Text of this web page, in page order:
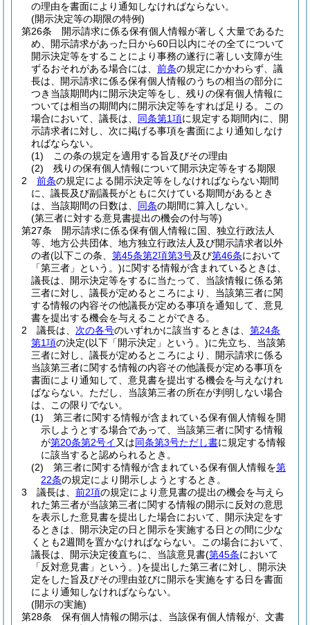
の理由を書面により通知しなければならない。
(開示決定等の期限の特例)
第26条
開示請求に係る保有個人情報が著しく大量であるた
め、開示請求があった日から60日以内にその全てについて
開示決定等をすることにより事務の遂行に著しい支障が生
ずるおそれがある場合には、 前条の規定にかかわらず、議
長は、開示請求に係る保有個人情報のうちの相当の部分に
つき当該期間内に開示決定等をし、残りの保有個人情報に
ついては相当の期間内に開示決定等をすれば足りる。
この
場合において、議長は、 同条第1項に規定する期間内に、開
示請求者に対し、次に掲げる事項を書面により通知しなけ
ればならない。
(1)
この条の規定を適用する旨及びその理由
(2)
残りの保有個人情報について開示決定等をする期限
2
前条の規定による開示決定等をしなければならない期間
に、議長及び副議長がともに欠けている期間があるとき
は、当該期間の日数は、 同条の期間に算入しない。
(第三者に対する意見書提出の機会の付与等)
第27条
開示請求に係る保有個人情報に国、独立行政法人
等、地方公共団体、地方独立行政法人及び開示請求者以外
の者(以下この条、 第45条第2項第3号及び第46条において
「第三者」という。)に関する情報が含まれているときは、
議長は、開示決定等をするに当たって、当該情報に係る第
三者に対し、議長が定めるところにより、当該第三者に関
する情報の内容その他議長が定める事項を通知して、意見
書を提出する機会を与えることができる。
2
議長は、 次の各号のいずれかに該当するときは、 第24条
第1項の決定(以下「開示決定」という。)に先立ち、当該第
三者に対し、議長が定めるところにより、開示請求に係る
当該第三者に関する情報の内容その他議長が定める事項を
書面により通知して、意見書を提出する機会を与えなけれ
ばならない。 ただし、当該第三者の所在が判明しない場合
は、この限りでない。
(1)
第三者に関する情報が含まれている保有個人情報を開
示しようとする場合であって、当該第三者に関する情報
が第20条第2号イ 又は同条第3号ただし書に規定する情報
に該当すると認められるとき。
(2)
第三者に関する情報が含まれている保有個人情報を第
22条の規定により開示しようとするとき。
3
議長は、 前2項の規定により意見書の提出の機会を与えら
れた第三者が当該第三者に関する情報の開示に反対の意思
を表示した意見書を提出した場合において、開示決定をす
るときは、開示決定の日と開示を実施する日との間に少な
くとも2週間を置かなければならない。
この場合において、
議長は、開示決定後直ちに、当該意見書(第45条において
「反対意見書」という。)を提出した第三者に対し、開示決
定をした旨及びその理由並びに開示を実施をする日を書面
により通知しなければならない。
(開示の実施)
第28条
保有個人情報の開示は、当該保有個人情報が、文書